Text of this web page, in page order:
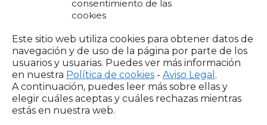
consentimiento de las
cookies
Este sitio web utiliza cookies para obtener datos de
navegación y de uso de la página por parte de los
usuarios y usuarias. Puedes ver más información
en nuestra Política de cookies - Aviso Legal .
A continuación, puedes leer más sobre ellas y
elegir cuáles aceptas y cuáles rechazas mientras
estás en nuestra web.